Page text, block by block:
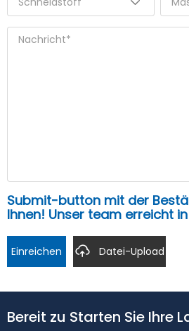
Submit-button mit der
Ihnen! Unser team erreicht in
Einreichen Datei-Upload
Bereit zu Starten Sie Ihre